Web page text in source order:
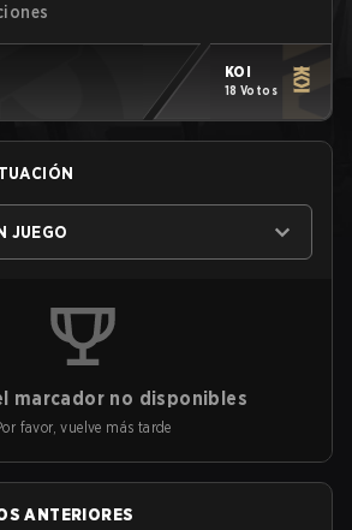
KOI
18 Votos
JUEGO
marcador no disponibles
favor, vuelve más tarde
ANTERIORES